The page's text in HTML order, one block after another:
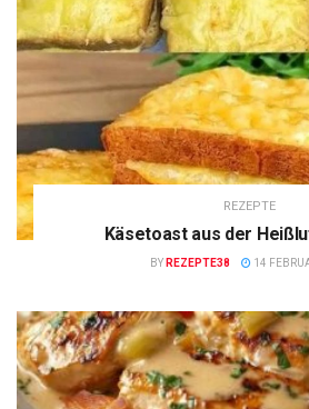
REZEPTE
Käsetoast aus der
BY REZEPTE38 14